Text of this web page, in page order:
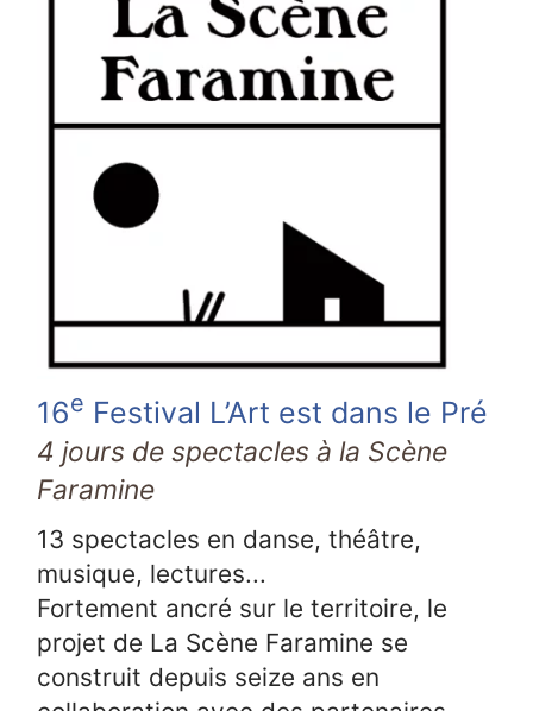
16e Festival L’Art est dans le Pré
4 jours de spectacles à la Scène
Faramine
13 spectacles en danse, théâtre,
musique, lectures...
Fortement ancré sur le territoire, le
projet de La Scène Faramine se
construit depuis seize ans en